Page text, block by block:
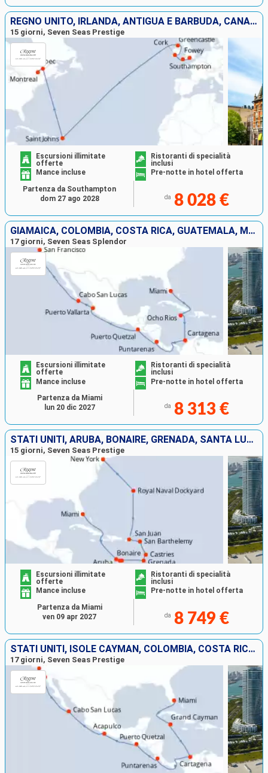
REGNO UNITO, IRLANDA, ANTIGUA E BARBUDA, CANADA
15 giorni, Seven Seas Prestige
Escursioni illimitate
offerte
Ristoranti di specialità
inclusi
Mance incluse
Pre-notte in hotel offerta
da 8 028 €
Partenza da Southampton
dom 27 ago 2028
GIAMAICA, COLOMBIA, COSTA RICA, GUATEMALA, MESSICO, STATI UNITI
17 giorni, Seven Seas Splendor
Escursioni illimitate
offerte
Ristoranti di specialità
inclusi
Mance incluse
Pre-notte in hotel offerta
da 8 313 €
Partenza da Miami
lun 20 dic 2027
STATI UNITI, ARUBA, BONAIRE, GRENADA, SANTA LUCIA, FRANCIA, PORTORICO, REGNO UNITO
15 giorni, Seven Seas Prestige
Escursioni illimitate
offerte
Ristoranti di specialità
inclusi
Mance incluse
Pre-notte in hotel offerta
da 8 749 €
Partenza da Miami
ven 09 apr 2027
STATI UNITI, ISOLE CAYMAN, COLOMBIA, COSTA RICA, GUATEMALA, MESSICO
17 giorni, Seven Seas Prestige